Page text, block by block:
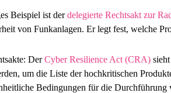
Beispiel ist derdelegierte Rechtsakt zur
von Funkanlagen. Er legt fest, welche
: DerCyber Resilience Act (CRA)
um die Liste der hochkritischen
Bedingungen für die